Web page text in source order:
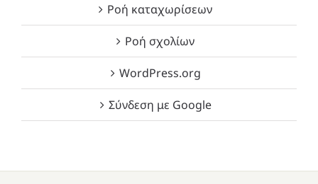
Ροή καταχωρίσεων
Ροή σχολίων
WordPress.org
Σύνδεση με Google